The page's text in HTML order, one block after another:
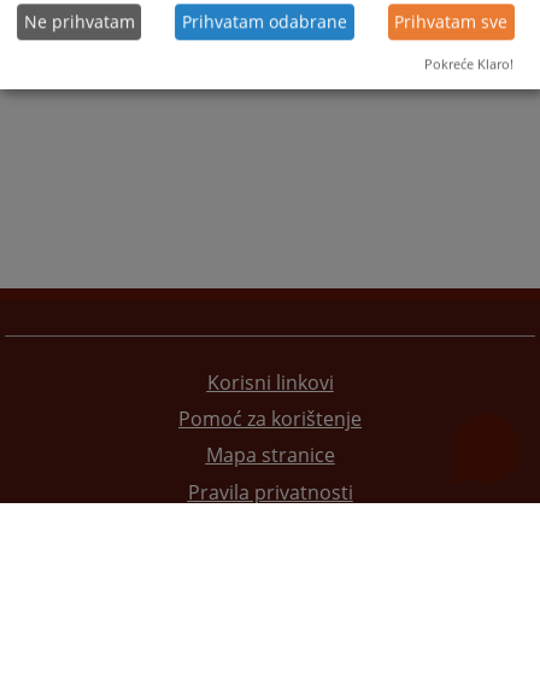
Korisni linkovi
Pomoć za korištenje
Mapa stranice
Pravila privatnosti
Ne prihvatam Prihvatam odabrane Prihvatam sve
Pokreće Klaro!